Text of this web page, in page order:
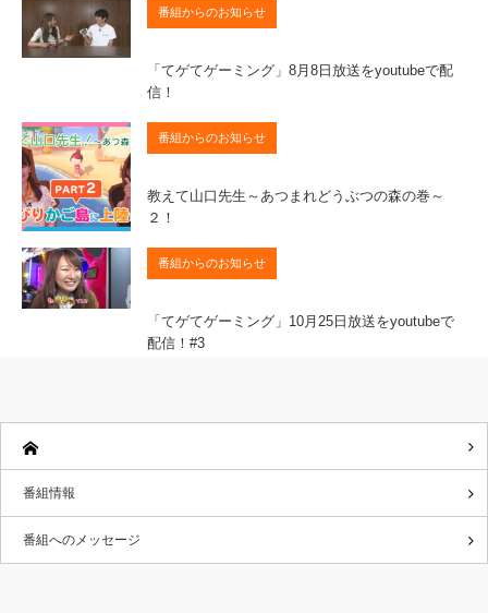
番組からのお知らせ
「てゲてゲーミング」8月8日放送をyoutubeで配
信！
番組からのお知らせ
教えて山口先生～あつまれどうぶつの森の巻～
２！
番組からのお知らせ
「てゲてゲーミング」10月25日放送をyoutubeで
配信！#3
番組情報
番組へのメッセージ